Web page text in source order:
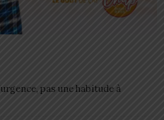
pas une habitude à